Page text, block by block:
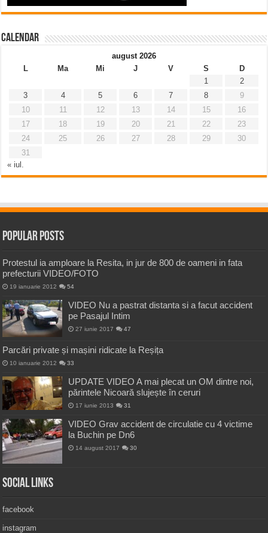
Calendar
august 2026
L
Ma Mi J V S
D
1
2
3
4 5 6 7 8
9
10
11 12 13 14 15
16
17
18 19 20 21 22
23
24
25 26 27 28 29
30
31
« iul.
Popular Posts
Protestul ia amploare la Resita, in jur de 800 de oameni in fata
prefecturii VIDEO/FOTO
19 ianuarie 2012 54
VIDEO Nu a pastrat distanta si a facut accident
pe Pasajul Intim
27 iunie 2017 47
Parcări private și mașini ridicate la Reșița
10 ianuarie 2012 33
UPDATE VIDEO A mai plecat un OM dintre noi,
părintele Nicoară slujește în ceruri
17 iunie 2013 31
VIDEO Grav accident de circulatie cu 4 victime
la Buchin pe Dn6
14 august 2017 30
Social Links
facebook
instagram